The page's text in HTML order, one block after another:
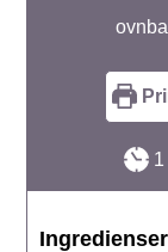
1
Ingredienser